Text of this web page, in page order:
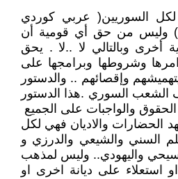
لكل السوريين( عربي كوردي
وليس من حق أي قومية أن
وبالتالي لا ..لا . يحق
وشروطها وبرامجها على
وإقصائهم .. والدستور
الشعب السوري .هذا الدستور
والواجبات على الجميع
الحضارات والاديان فهي لكل
السني والشيعي والدرزي و
واليهودي.. وليس لمذهب
استعلاء على ديانة اخرى او